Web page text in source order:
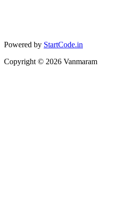
Powered by StartCode.in
Copyright © 2026 Vanmaram